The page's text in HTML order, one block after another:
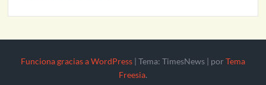
Funciona gracias a WordPress | Tema: TimesNews | por Tema
Freesia.